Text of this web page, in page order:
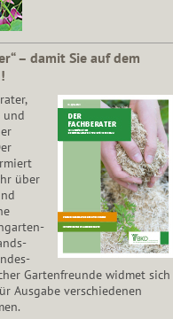
– damit Sie auf dem
und
über
Gartenfreunde widmet sich
Ausgabe verschiedenen